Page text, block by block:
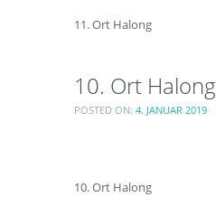
11. Ort Halong
10. Ort Halong
POSTED ON: 4. JANUAR 2019
10. Ort Halong